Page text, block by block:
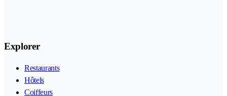
Explorer
Restaurants
Hôtels
Coiffeurs